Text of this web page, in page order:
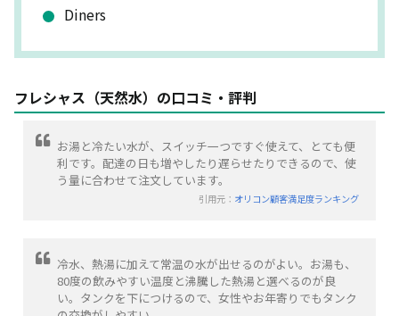
Diners
フレシャス（天然水）の口コミ・評判
お湯と冷たい水が、スイッチ一つですぐ使えて、とても便
利です。配達の日も増やしたり遅らせたりできるので、使
う量に合わせて注文しています。
引用元： オリコン顧客満足度ランキング
冷水、熱湯に加えて常温の水が出せるのがよい。お湯も、
80度の飲みやすい温度と沸騰した熱湯と選べるのが良
い。タンクを下につけるので、女性やお年寄りでもタンク